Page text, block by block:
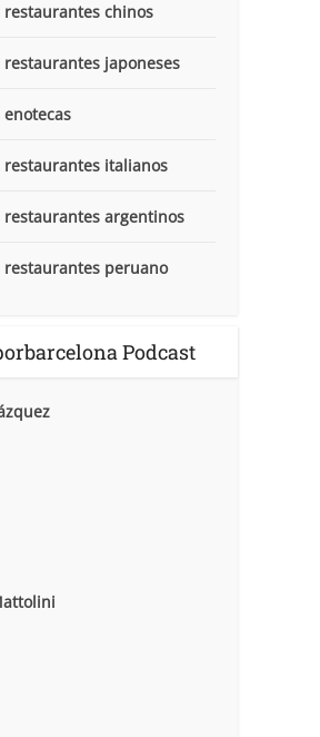
restaurantes chinos
restaurantes japoneses
restaurantes italianos
restaurantes argentinos
restaurantes peruano
Podcast